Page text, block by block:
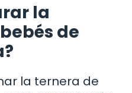
la
de
la ternera de